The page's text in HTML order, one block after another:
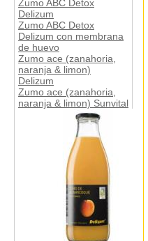
Zumo ABC Detox
Delizum
Zumo ABC Detox
Delizum con membrana
de huevo
Zumo ace (zanahoria,
naranja & limon)
Delizum
Zumo ace (zanahoria,
naranja & limon) Sunvital